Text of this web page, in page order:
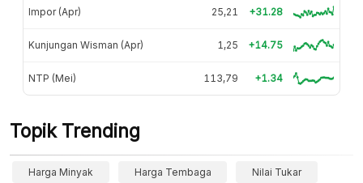
Impor (Apr) 25,21 +31.28
Kunjungan Wisman (Apr) 1,25 +14.75
NTP (Mei) 113,79 +1.34
Topik Trending
Harga Minyak Harga Tembaga Nilai Tukar